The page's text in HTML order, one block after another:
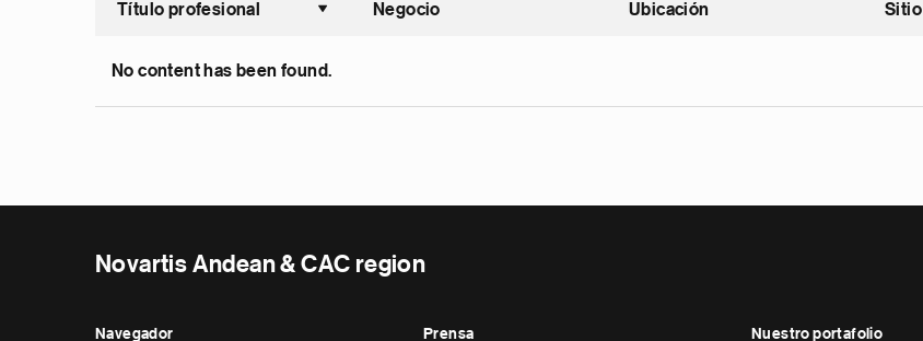
Título profesional
Ordenar ascendente
Negocio Ubicación Sitio
No content has been found.
Novartis Andean & CAC region
Navegador Prensa Nuestro portafolio